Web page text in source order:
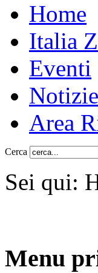
Home
Italia
Eventi
Notizie
Area
Cerca
Sei qui:
Menu